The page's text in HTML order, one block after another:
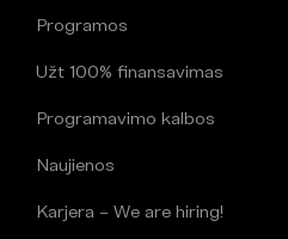
Programos
Užt 100% finansavimas
Programavimo kalbos
Naujienos
Karjera – We are hiring!